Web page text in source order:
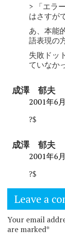
> 「エラ
はさすが
あ、本能
語表現の
失敗ドッ
ていなか
成澤 郁夫
2001年6
?$
成澤 郁夫
2001年6
?$
Leave a
Your email
are marked*